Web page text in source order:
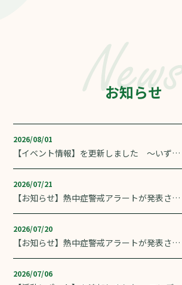
お知らせ
2026/08/01
【イベント情報】を更新しました ～いずみ
2026/07/21
【お知らせ】熱中症警戒アラートが発表され
2026/07/20
【お知らせ】熱中症警戒アラートが発表され
2026/07/06